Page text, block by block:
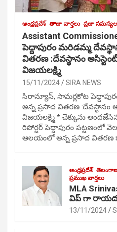
ఆంధ్రప్రదేశ్ తాజా వార్తలు ప్రజా
Assistant
పెద్దాపురం మరిడమ్మ
వితరణ :దేవస్థానం
విజయలక్ష్మి
15/11/2024 SIRA NEWS
సిరాన్యూస్, సామర్లకోట
అన్న ప్రసాద వితరణ :దేవస్థానం
విజయలక్ష్మి * చెక్కును
రిపోర్టర్ పెద్దాపురం పట్టణంలో
ఆలయంలో అన్న ప్రసాద వితరణ
ఆంధ్రప్రదేశ్
ప్రముఖ వార్తలు
MLA
విప్ గా
13/11/2024